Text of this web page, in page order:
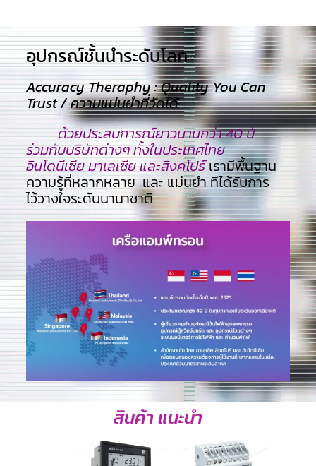
อุปกรณ์ชั้นนำระดับโลก​
Accuracy Theraphy : Quality You Can
Trust / ความแม่นยำที่วัดได้
ด้วยประสบการณ์ยาวนานกว่า 40 ปี
ร่วมกับบริษัทต่างๆ ทั้งในประเทศไทย
อินโดนีเซีย มาเลเซีย และสิงคโปร์เรามีพื้นฐาน
ความรู้ที่หลากหลาย และ แม่นยำ ทีไ่ด้รับการ
ไว้วางใจระดับนานาชาติ
สินค้า แนะนำ